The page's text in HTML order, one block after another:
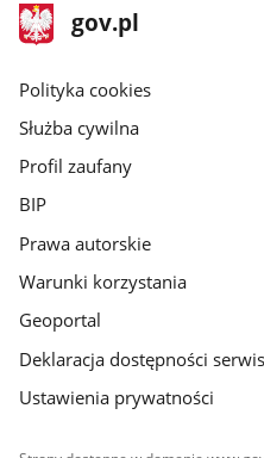
stopka
gov.pl
Strona
gov.pl
gov.pl
Polityka cookies
Służba cywilna
Profil zaufany
BIP
Prawa autorskie
Warunki korzystania
Geoportal
Deklaracja dostępności
Ustawienia prywatności